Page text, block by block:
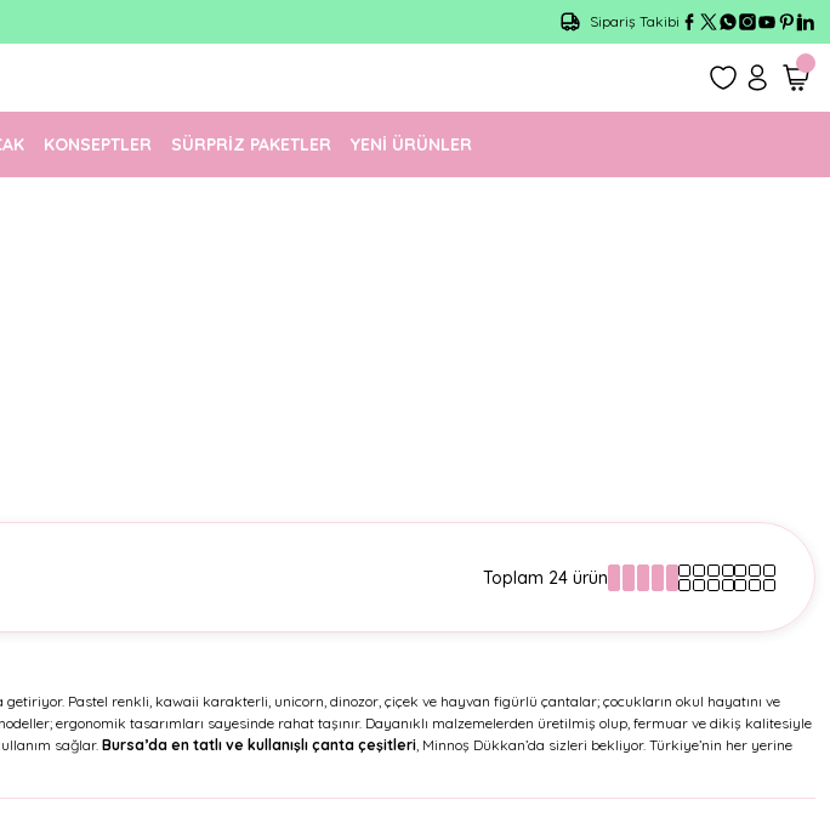
Ücretsiz Kargo
Sipariş Takibi
KONSEPTLER SÜRPRİZ PAKETLER YENİ ÜRÜNLER
Toplam 24 ürün
Pastel renkli, kawaii karakterli, unicorn, dinozor, çiçek ve hayvan figürlü çantalar; çocukların okul hayatını ve
ergonomik tasarımları sayesinde rahat taşınır. Dayanıklı malzemelerden üretilmiş olup, fermuar ve dikiş kalitesiyle
sağlar. Bursa’da en tatlı ve kullanışlı çanta çeşitleri, Minnoş Dükkan’da sizleri bekliyor. Türkiye’nin her yerine